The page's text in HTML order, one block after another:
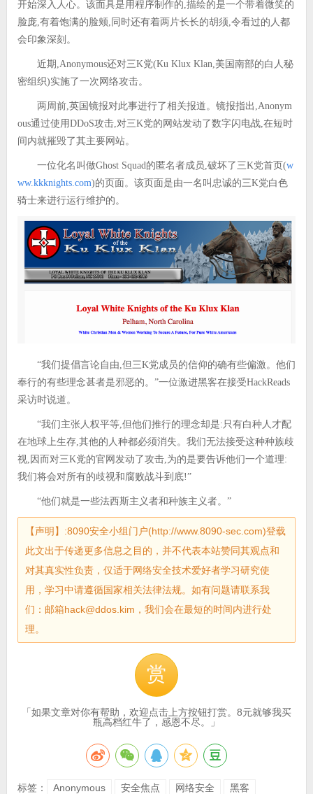
开始深入人心。该面具是用程序制作的,描绘的是一个带着微笑的
脸庞,有着饱满的脸颊,同时还有着两片长长的胡须,令看过的人都
会印象深刻。
近期,Anonymous还对三K党(Ku Klux Klan,美国南部的白人秘
密组织)实施了一次网络攻击。
两周前,英国镜报对此事进行了相关报道。镜报指出,Anonym
ous通过使用DDoS攻击,对三K党的网站发动了数字闪电战,在短时
间内就摧毁了其主要网站。
一位化名叫做Ghost Squad的匿名者成员,破坏了三K党首页(w
ww.kkknights.com)的页面。该页面是由一名叫忠诚的三K党白色
骑士来进行运行维护的。
“我们提倡言论自由,但三K党成员的信仰的确有些偏激。他们
奉行的有些理念甚者是邪恶的。”一位激进黑客在接受HackReads
采访时说道。
“我们主张人权平等,但他们推行的理念却是:只有白种人才配
在地球上生存,其他的人种都必须消失。我们无法接受这种种族歧
视,因而对三K党的官网发动了攻击,为的是要告诉他们一个道理:
我们将会对所有的歧视和腐败战斗到底!”
“他们就是一些法西斯主义者和种族主义者。”
【声明】:8090安全小组门户(http://www.8090-sec.com)登载
此文出于传递更多信息之目的，并不代表本站赞同其观点和
对其真实性负责，仅适于网络安全技术爱好者学习研究使
用，学习中请遵循国家相关法律法规。如有问题请联系我
们：邮箱hack@ddos.kim，我们会在最短的时间内进行处
理。
赏
「如果文章对你有帮助，欢迎点击上方按钮打赏。8元就够我买
瓶高档红牛了，感恩不尽。」
标签： Anonymous 安全焦点 网络安全 黑客